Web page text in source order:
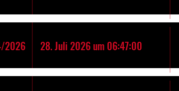
2026 28. Juli 2026 um 06:47:00